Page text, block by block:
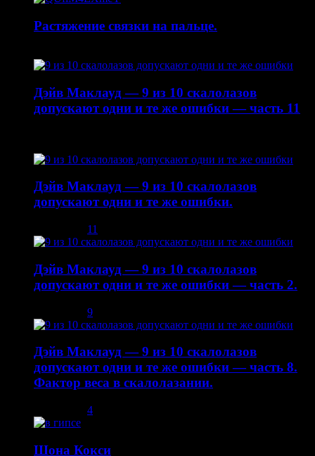
Растяжение связки на пальце.
Дэйв Маклауд — 9 из 10 скалолазов
допускают одни и те же ошибки — часть 11
Дэйв Маклауд — 9 из 10 скалолазов
допускают одни и те же ошибки.
11
Дэйв Маклауд — 9 из 10 скалолазов
допускают одни и те же ошибки — часть 2.
9
Дэйв Маклауд — 9 из 10 скалолазов
допускают одни и те же ошибки — часть 8.
Фактор веса в скалолазании.
4
Шона Кокси